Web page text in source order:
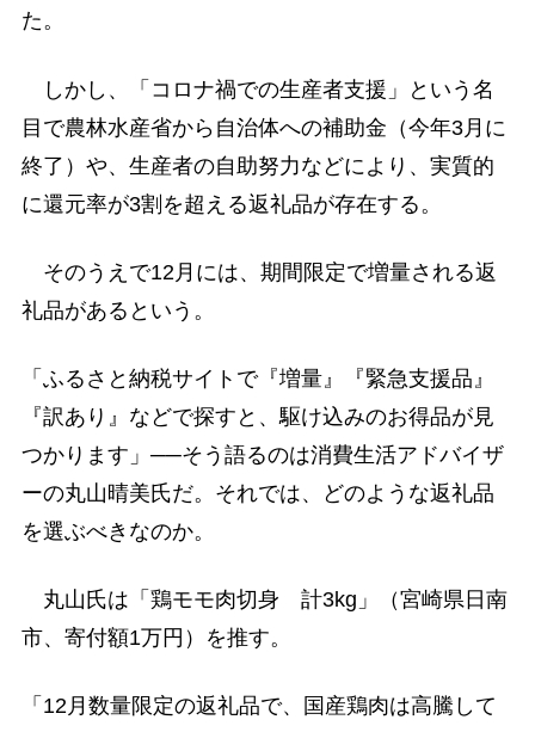
た。
しかし、「コロナ禍での生産者支援」という名
目で農林水産省から自治体への補助金（今年3月に
終了）や、生産者の自助努力などにより、実質的
に還元率が3割を超える返礼品が存在する。
そのうえで12月には、期間限定で増量される返
礼品があるという。
「ふるさと納税サイトで『増量』『緊急支援品』
『訳あり』などで探すと、駆け込みのお得品が見
つかります」──そう語るのは消費生活アドバイザ
ーの丸山晴美氏だ。それでは、どのような返礼品
を選ぶべきなのか。
丸山氏は「鶏モモ肉切身 計3kg」（宮崎県日南
市、寄付額1万円）を推す。
「12月数量限定の返礼品で、国産鶏肉は高騰して